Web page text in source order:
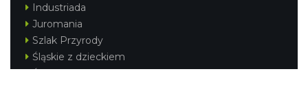
Industriada
Juromania
Szlak Przyrody
Śląskie z dzieckiem
Śląskie po zdrowie